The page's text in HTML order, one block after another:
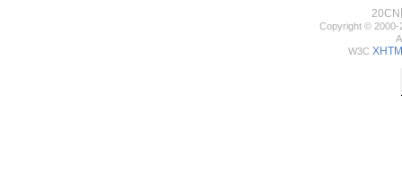
20CN
Copyright © 2000-
W3C